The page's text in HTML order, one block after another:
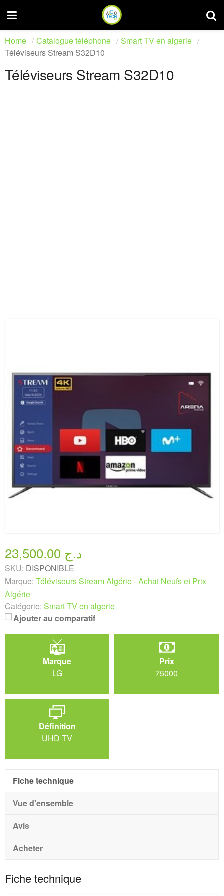
Home Catalogue téléphone
Smart TV en algerie
Téléviseurs Stream S32D10
Téléviseurs Stream S32D10
23,500.00 د.ج
SKU: DISPONIBLE
Marque: Téléviseurs Stream Algérie - Achat Neufs et Prix
Algérie
Catégorie: Smart TV en algerie
Ajouter au comparatif
Marque
LG
Prix
75000
Définition
UHD TV
Fiche technique
Vue d'ensemble
Avis
Acheter
Fiche technique